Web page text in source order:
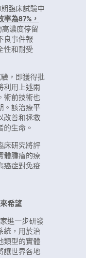
臨床試驗中
率為87%，
高濃度停留
良事件報
性和耐受
，即獲得批
利用上述兩
術前技術也
。該治療平
改善和拯救
的生命。
床研究將評
體腫瘤的療
癌症對免疫
希望
進一步研發
統，用於治
類型的實體
讓世界各地